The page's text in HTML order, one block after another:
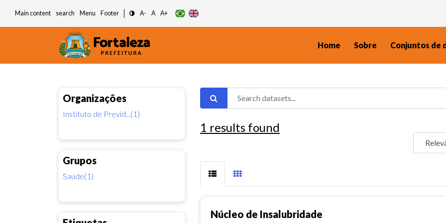
Main content search Menu Footer A- A A+
Home Sobre Conjuntos de
Organizações
Instituto de Previd...(1)
Grupos
Saúde(1)
1 results found
Núcleo de Insalubridade